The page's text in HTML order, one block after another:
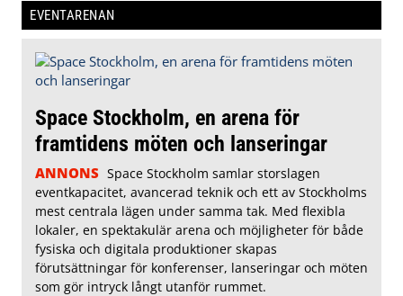
EVENTARENAN
Space Stockholm, en arena för
framtidens möten och lanseringar
ANNONS Space Stockholm samlar storslagen
eventkapacitet, avancerad teknik och ett av Stockholms
mest centrala lägen under samma tak. Med flexibla
lokaler, en spektakulär arena och möjligheter för både
fysiska och digitala produktioner skapas
förutsättningar för konferenser, lanseringar och möten
som gör intryck långt utanför rummet.